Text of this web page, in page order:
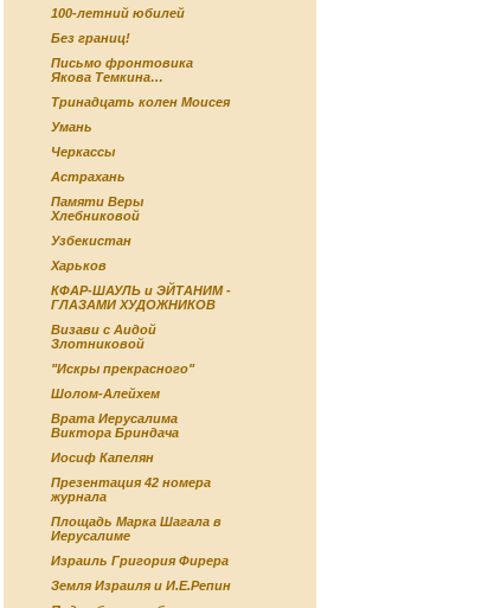
100-летний юбилей
Без границ!
Письмо фронтовика
Якова Темкина…
Тринадцать колен Моисея
Умань
Черкассы
Астрахань
Памяти Веры
Хлебниковой
Узбекистан
Харьков
КФАР-ШАУЛЬ и ЭЙТАНИМ -
ГЛАЗАМИ ХУДОЖНИКОВ
Визави с Аидой
Злотниковой
"Искры прекрасного"
Шолом-Алейхем
Врата Иерусалима
Виктора Бриндача
Иосиф Капелян
Презентация 42 номера
журнала
Площадь Марка Шагала в
Иерусалиме
Израиль Григория Фирера
Земля Израиля и И.Е.Репин